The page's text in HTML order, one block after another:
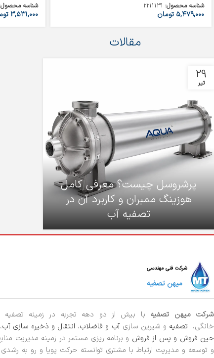
شناسه محصول: 2211131
۵,۴۷۹,۰۰۰ تومان
شناسه محصول:
۳,۵۳۱,۰۰۰
مقالات
29
تیر
پرشروسل چیست؟ معرفی کامل
هوزینگ ممبران و کاربرد آن در
تصفیه آب
شرکت میهن تصفیه با بیش از دو دهه تجربه در زمینه
خانگی، تصفیه و شیرین سازیآب و فاضلاب، انتقال و ذخیره سازی آب
حین فروش و پس از فروش و برنامه ریزی مستمر در زمینه مدیریت
و توسعه و مدیریت ارتباط با مشتری توانسته حرکت پویا و رو به